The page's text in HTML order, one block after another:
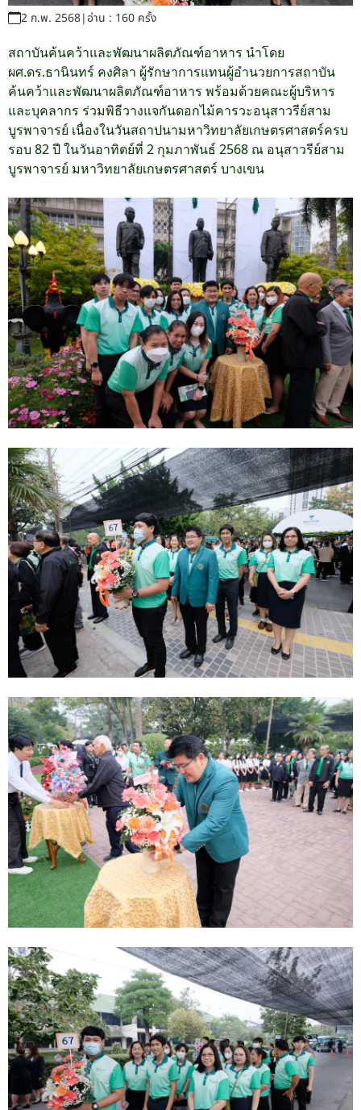
2 ก.พ. 2568|อ่าน : 160 ครั้ง
สถาบันค้นคว้าและพัฒนาผลิตภัณฑ์อาหาร นำโดย
ผศ.ดร.ธานินทร์ คงศิลา ผู้รักษาการแทนผู้อำนวยการสถาบัน
ค้นคว้าและพัฒนาผลิตภัณฑ์อาหาร พร้อมด้วยคณะผู้บริหาร
และบุคลากร ร่วมพิธีวางแจกันดอกไม้คารวะอนุสาวรีย์สาม
บูรพาจารย์ เนื่องในวันสถาปนามหาวิทยาลัยเกษตรศาสตร์ครบ
รอบ 82 ปี ในวันอาทิตย์ที่ 2 กุมภาพันธ์ 2568 ณ อนุสาวรีย์สาม
บูรพาจารย์ มหาวิทยาลัยเกษตรศาสตร์ บางเขน